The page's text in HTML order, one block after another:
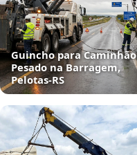
Guincho para Caminhão
Pesado na Barragem,
Pelotas‑RS